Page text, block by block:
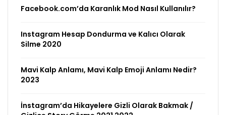
Facebook.com’da Karanlık Mod Nasıl Kullanılır?
Instagram Hesap Dondurma ve Kalıcı Olarak
Silme 2020
Mavi Kalp Anlamı, Mavi Kalp Emoji Anlamı Nedir?
2023
İnstagram’da Hikayelere Gizli Olarak Bakmak /